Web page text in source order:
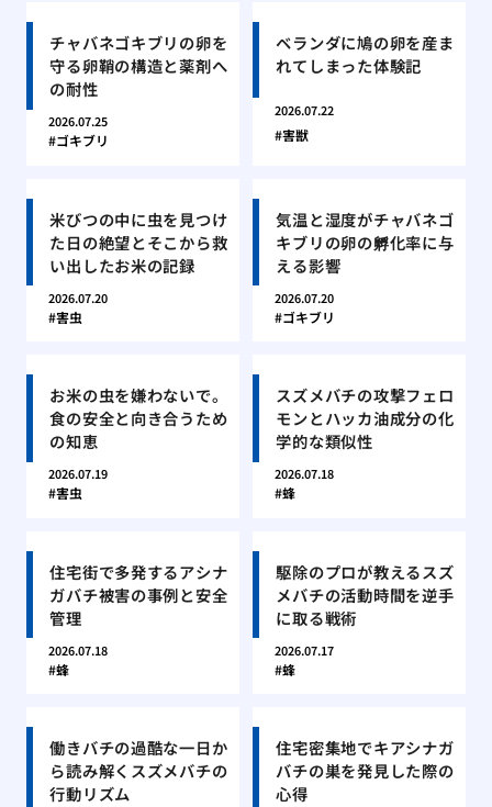
チャバネゴキブリの卵を
守る卵鞘の構造と薬剤へ
の耐性
2026.07.25
ゴキブリ
ベランダに鳩の卵を産ま
れてしまった体験記
2026.07.22
害獣
米びつの中に虫を見つけ
た日の絶望とそこから救
い出したお米の記録
2026.07.20
害虫
気温と湿度がチャバネゴ
キブリの卵の孵化率に与
える影響
2026.07.20
ゴキブリ
お米の虫を嫌わないで。
食の安全と向き合うため
の知恵
2026.07.19
害虫
スズメバチの攻撃フェロ
モンとハッカ油成分の化
学的な類似性
2026.07.18
蜂
住宅街で多発するアシナ
ガバチ被害の事例と安全
管理
2026.07.18
蜂
駆除のプロが教えるスズ
メバチの活動時間を逆手
に取る戦術
2026.07.17
蜂
働きバチの過酷な一日か
ら読み解くスズメバチの
行動リズム
住宅密集地でキアシナガ
バチの巣を発見した際の
心得